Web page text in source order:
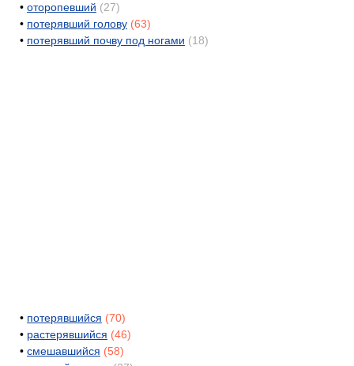
• оторопевший (27)
• потерявший голову (63)
• потерявший почву под ногами (18)
• потерявшийся (70)
• растерявшийся (46)
• смешавшийся (58)